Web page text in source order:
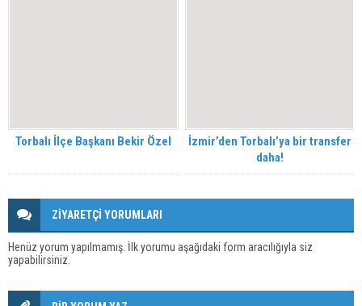
Torbalı İlçe Başkanı Bekir Özel
İzmir’den Torbalı’ya bir transfer
daha!
ZİYARETÇİ YORUMLARI
Henüz yorum yapılmamış. İlk yorumu aşağıdaki form aracılığıyla siz
yapabilirsiniz.